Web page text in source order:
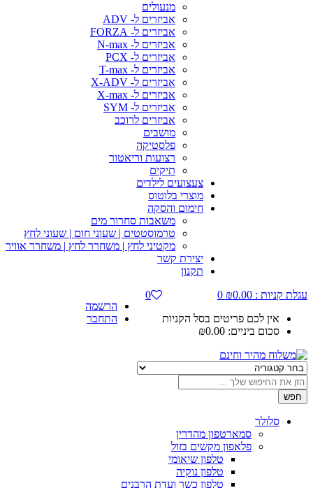
מנעולים
אביזרים ל- ADV
אביזרים ל- FORZA
אביזרים ל- N-max
אביזרים ל- PCX
אביזרים ל- T-max
אביזרים ל- X-ADV
אביזרים ל- X-max
אביזרים ל- SYM
אביזרים לרוכב
מושבים
פלסטיקה
רצועות וריאטור
תיקים
צעצועים לילדים
מוצרי בלוטוס
חימום והסקה
משאבות סחרור מים
טרמוסטטים | שעוני חום | שעוני לחץ
מקטיני לחץ | משחרר לחץ | משחרר אוויר
יצירת קשר
תקנון
עגלת קניות :
₪0.00
0
אין לכם פריטים בסל הקניות
סכום ביניים:
₪0.00
0
הרשמה
התחבר
חפש
סלולר
סמארטפון מהדרין
פלאפון מקשים בזול
טלפון שיאומי
טלפון נוקיה
טלפון כשר ועדת הרבנים